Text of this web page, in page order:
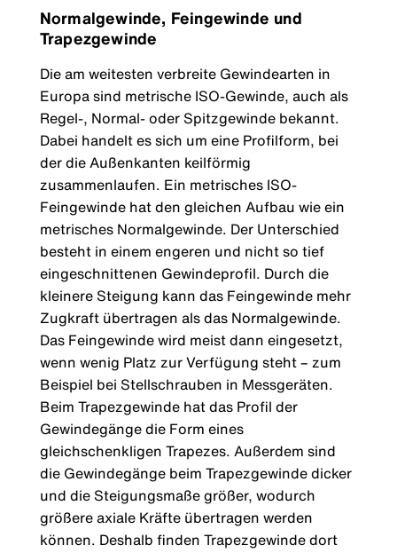
Normalgewinde, Feingewinde und
Trapezgewinde
Die am weitesten verbreite Gewindearten in
Europa sind metrische ISO-Gewinde, auch als
Regel-, Normal- oder Spitzgewinde bekannt.
Dabei handelt es sich um eine Profilform, bei
der die Außenkanten keilförmig
zusammenlaufen. Ein metrisches ISO-
Feingewinde hat den gleichen Aufbau wie ein
metrisches Normalgewinde. Der Unterschied
besteht in einem engeren und nicht so tief
eingeschnittenen Gewindeprofil. Durch die
kleinere Steigung kann das Feingewinde mehr
Zugkraft übertragen als das Normalgewinde.
Das Feingewinde wird meist dann eingesetzt,
wenn wenig Platz zur Verfügung steht – zum
Beispiel bei Stellschrauben in Messgeräten.
Beim Trapezgewinde hat das Profil der
Gewindegänge die Form eines
gleichschenkligen Trapezes. Außerdem sind
die Gewindegänge beim Trapezgewinde dicker
und die Steigungsmaße größer, wodurch
größere axiale Kräfte übertragen werden
können. Deshalb finden Trapezgewinde dort